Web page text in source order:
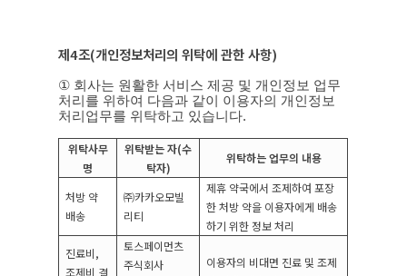
제4조(개인정보처리의 위탁에 관한 사항)
① 회사는 원활한 서비스 제공 및 개인정보 업무
처리를 위하여 다음과 같이 이용자의 개인정보
처리업무를 위탁하고 있습니다.
위탁사무
명
위탁받는 자(수
탁자)
위탁하는 업무의 내용
처방 약
배송
㈜카카오모빌
리티
제휴 약국에서 조제하여 포장
한 처방 약을 이용자에게 배송
하기 위한 정보 처리
진료비,
조제비 결
토스페이먼츠
주식회사
이용자의 비대면 진료 및 조제